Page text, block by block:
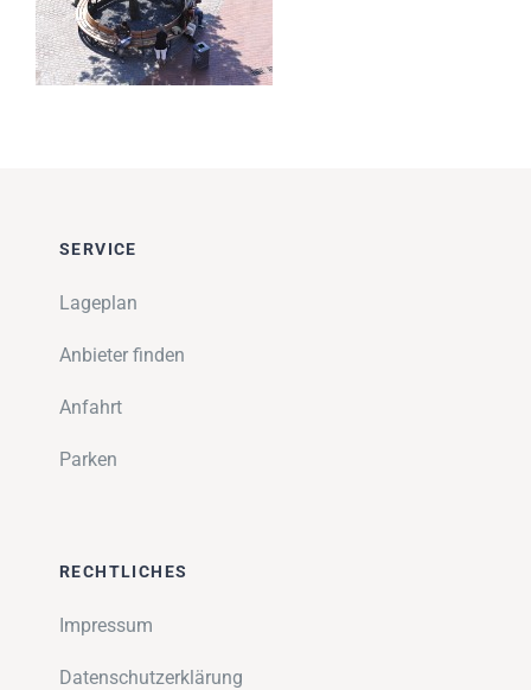
SERVICE
Lageplan
Anbieter finden
Anfahrt
Parken
RECHTLICHES
Impressum
Datenschutzerklärung